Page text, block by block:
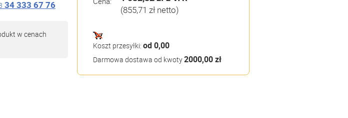
34 333 67 76
w cenach
(855,71 zł netto)
Koszt przesyłki: od 0,00
Darmowa dostawa od kwoty2000,00 zł